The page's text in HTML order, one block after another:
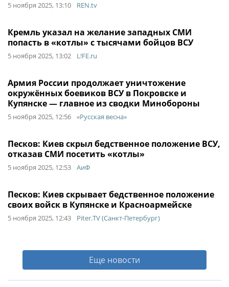
5 ноября 2025, 13:10 REN.tv
Кремль указал на желание западных СМИ
попасть в «котлы» с тысячами бойцов ВСУ
5 ноября 2025, 13:02 L!FE.ru
Армия России продолжает уничтожение
окружённых боевиков ВСУ в Покровске и
Купянске — главное из сводки Минобороны
5 ноября 2025, 12:56 «Русская весна»
Песков: Киев скрыл бедственное положение ВСУ,
отказав СМИ посетить «котлы»
5 ноября 2025, 12:53 АиФ
Песков: Киев скрывает бедственное положение
своих войск в Купянске и Красноармейске
5 ноября 2025, 12:43 Piter.TV (Санкт-Петербург)
Еще новости